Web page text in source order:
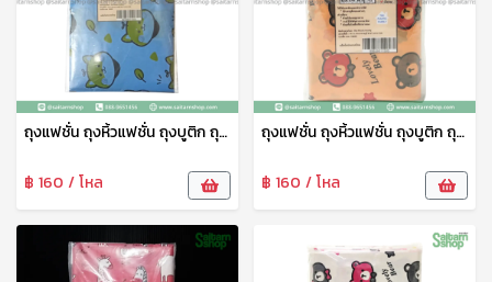
ถุงแฟชั่น ถุงหิ้วแฟชั่น ถุงบูติก ถุงบูติค ถุงแฟชั่นเจาะหู ลายพรีเมี่ยม 8*16 ซม. 1แพ็ค10ใบ tpf
฿ 160 / โหล
ถุงแฟชั่น ถุงหิ้วแฟชั่น ถุงบูติก ถุงบูติค ถุงแฟชั่นเจาะหู ลายพรีเมี่ยม 6*14 ซม. 1แพ็ค14ใบ tpf
฿ 160 / โหล